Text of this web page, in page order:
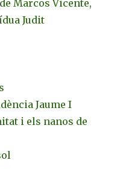
Marcos Vicente,
Judit
Jaume I
i els nanos de